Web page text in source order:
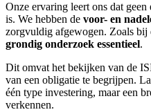
Onze ervaring leert ons dat geen
is. We hebben de voor- en
zorgvuldig afgewogen. Zoals
grondig onderzoek essentieel.
Dit omvat het bekijken van de
van een obligatie te begrijpen.
één type investering, maar een
verkennen.